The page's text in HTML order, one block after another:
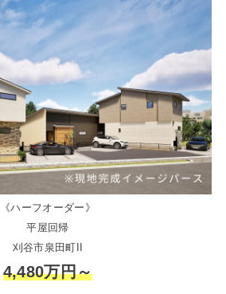
《ハーフオーダー》
平屋回帰
刈谷市泉田町II
4,480万円～